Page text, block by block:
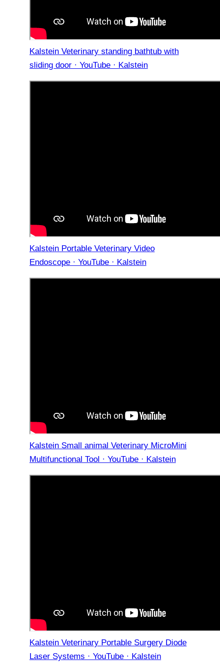
Kalstein Veterinary standing bathtub with
sliding door · YouTube · Kalstein
Kalstein Portable Veterinary Video
Endoscope · YouTube · Kalstein
Kalstein Small animal Veterinary MicroMini
Multifunctional Tool · YouTube · Kalstein
Kalstein Veterinary Portable Surgery Diode
Laser Systems · YouTube · Kalstein